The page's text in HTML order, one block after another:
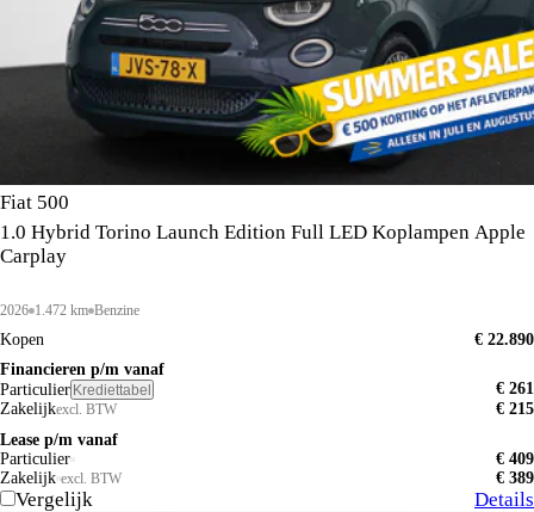
Fiat 500
1.0 Hybrid Torino Launch Edition Full LED Koplampen Apple
Carplay
2026 1.472 km Benzine
Kopen
€ 22.890
Financieren p/m vanaf
Particulier Krediettabel
€ 261
Zakelijkexcl. BTW
€ 215
Lease p/m vanaf
Particulier
€ 409
Zakelijk excl. BTW € 389
Vergelijk Details